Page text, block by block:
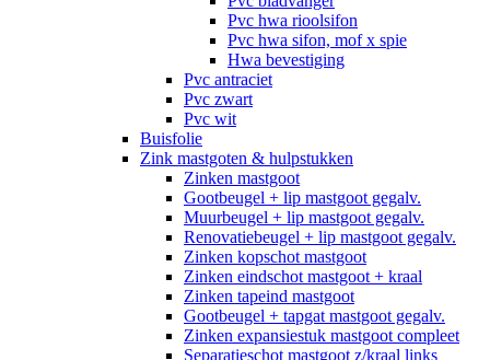
Pvc hwa rioolsifon
Pvc hwa sifon, mof x spie
Hwa bevestiging
Pvc antraciet
Pvc zwart
Pvc wit
Buisfolie
Zink mastgoten & hulpstukken
Zinken mastgoot
Gootbeugel + lip mastgoot gegalv.
Muurbeugel + lip mastgoot gegalv.
Renovatiebeugel + lip mastgoot gegalv.
Zinken kopschot mastgoot
Zinken eindschot mastgoot + kraal
Zinken tapeind mastgoot
Gootbeugel + tapgat mastgoot gegalv.
Zinken expansiestuk mastgoot compleet
Separatieschot mastgoot z/kraal links